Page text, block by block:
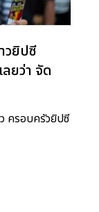
วยิปซี
ยว่า จัด
ครอบครัวยิปซี